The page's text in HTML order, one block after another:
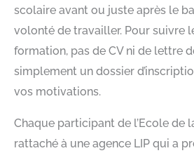
scolaire avant ou juste après le
volonté de travailler. Pour suivre
formation, pas de CV ni de lettre
simplement un dossier
vos motivations.
Chaque participant de l’Ecole de
rattaché à une agence LIP qui a